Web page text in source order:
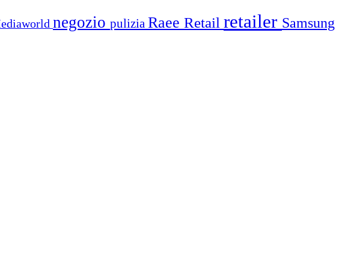
negozio pulizia Raee Retail retailer Samsung